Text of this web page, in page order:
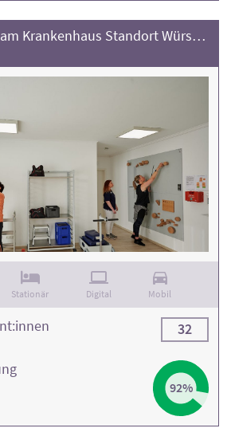
Ambulante Reha am Krankenhaus Standort Würselen
Stationär Digital Mobil
92%
32